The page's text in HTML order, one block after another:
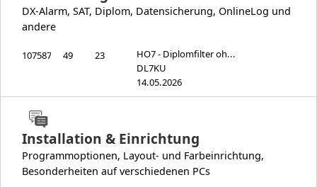
DX-Alarm, SAT, Diplom, Datensicherung, OnlineLog und
andere
HO7 - Diplomfilter oh...
DL7KU
14.05.2026
107587 49 23
Installation & Einrichtung
Programmoptionen, Layout- und Farbeinrichtung,
Besonderheiten auf verschiedenen PCs